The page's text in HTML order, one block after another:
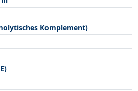
Komplement)